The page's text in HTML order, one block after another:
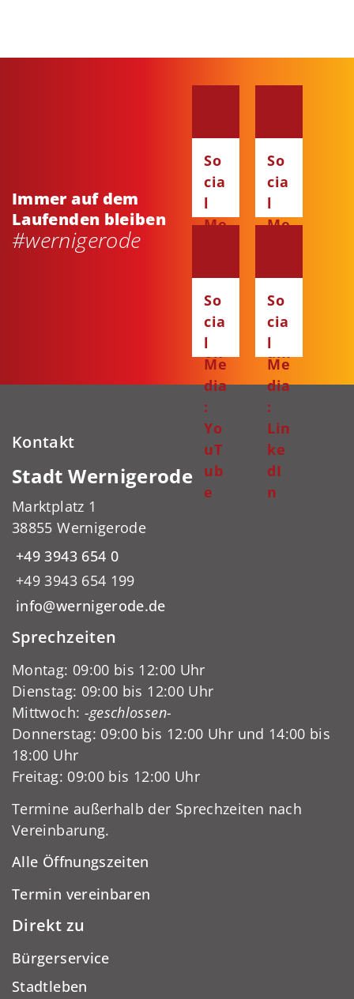
Immer auf dem
Laufenden bleiben
#wernigerode
So
cia
l
Me
ce
bo
ok
So
cia
l
Me
ta
gr
am
So
cia
l
Me
dia
:
Yo
uT
ub
e
So
cia
l
Me
dia
:
Lin
ke
dI
n
Kontakt
Stadt Wernigerode
Marktplatz 1
38855 Wernigerode
+49 3943 654 0
+49 3943 654 199
info@wernigerode.de
Sprechzeiten
Montag: 09:00 bis 12:00 Uhr
Dienstag: 09:00 bis 12:00 Uhr
Mittwoch: -geschlossen-
Donnerstag: 09:00 bis 12:00 Uhr und 14:00 bis
18:00 Uhr
Freitag: 09:00 bis 12:00 Uhr
Termine außerhalb der Sprechzeiten nach
Vereinbarung.
Alle Öffnungszeiten
Termin vereinbaren
Direkt zu
Bürgerservice
Stadtleben